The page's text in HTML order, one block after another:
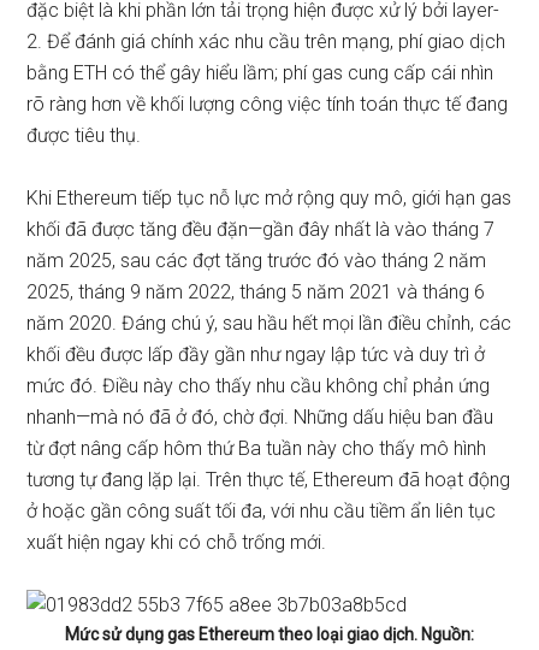
đặc biệt là khi phần lớn tải trọng hiện được xử lý bởi layer-
2. Để đánh giá chính xác nhu cầu trên mạng, phí giao dịch
bằng ETH có thể gây hiểu lầm; phí gas cung cấp cái nhìn
rõ ràng hơn về khối lượng công việc tính toán thực tế đang
được tiêu thụ.
Khi Ethereum tiếp tục nỗ lực mở rộng quy mô, giới hạn gas
khối đã được tăng đều đặn—gần đây nhất là vào tháng 7
năm 2025, sau các đợt tăng trước đó vào tháng 2 năm
2025, tháng 9 năm 2022, tháng 5 năm 2021 và tháng 6
năm 2020. Đáng chú ý, sau hầu hết mọi lần điều chỉnh, các
khối đều được lấp đầy gần như ngay lập tức và duy trì ở
mức đó. Điều này cho thấy nhu cầu không chỉ phản ứng
nhanh—mà nó đã ở đó, chờ đợi. Những dấu hiệu ban đầu
từ đợt nâng cấp hôm thứ Ba tuần này cho thấy mô hình
tương tự đang lặp lại. Trên thực tế, Ethereum đã hoạt động
ở hoặc gần công suất tối đa, với nhu cầu tiềm ẩn liên tục
xuất hiện ngay khi có chỗ trống mới.
Mức sử dụng gas Ethereum theo loại giao dịch. Nguồn: